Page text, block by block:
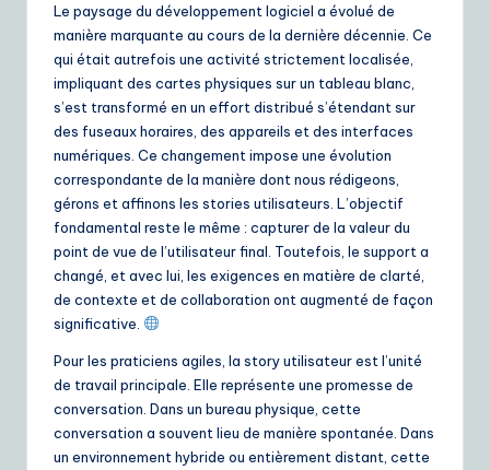
Y
o
D
ai
ly
G
ui
d
Le paysage du développement logiciel a évolué de
manière marquante au cours de la dernière décennie. Ce
qui était autrefois une activité strictement localisée,
impliquant des cartes physiques sur un tableau blanc,
s’est transformé en un effort distribué s’étendant sur
des fuseaux horaires, des appareils et des interfaces
numériques. Ce changement impose une évolution
correspondante de la manière dont nous rédigeons,
gérons et affinons les stories utilisateurs. L’objectif
fondamental reste le même : capturer de la valeur du
point de vue de l’utilisateur final. Toutefois, le support a
changé, et avec lui, les exigences en matière de clarté,
de contexte et de collaboration ont augmenté de façon
significative.
Pour les praticiens agiles, la story utilisateur est l’unité
de travail principale. Elle représente une promesse de
conversation. Dans un bureau physique, cette
conversation a souvent lieu de manière spontanée. Dans
un environnement hybride ou entièrement distant, cette